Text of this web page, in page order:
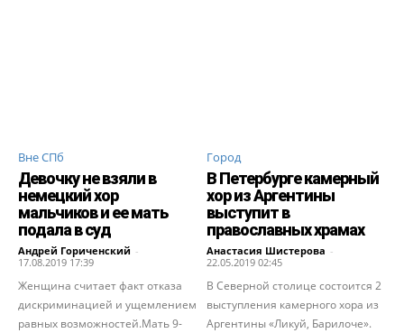
Вне СПб
Девочку не взяли в
немецкий хор
мальчиков и ее мать
подала в суд
Андрей Гориченcкий -
17.08.2019 17:39
Женщина считает факт отказа
дискриминацией и ущемлением
равных возможностей.Мать 9-
Город
В Петербурге камерный
хор из Аргентины
выступит в
православных храмах
Анастасия Шистерова -
22.05.2019 02:45
В Северной столице состоится 2
выступления камерного хора из
Аргентины «Ликуй, Барилоче».